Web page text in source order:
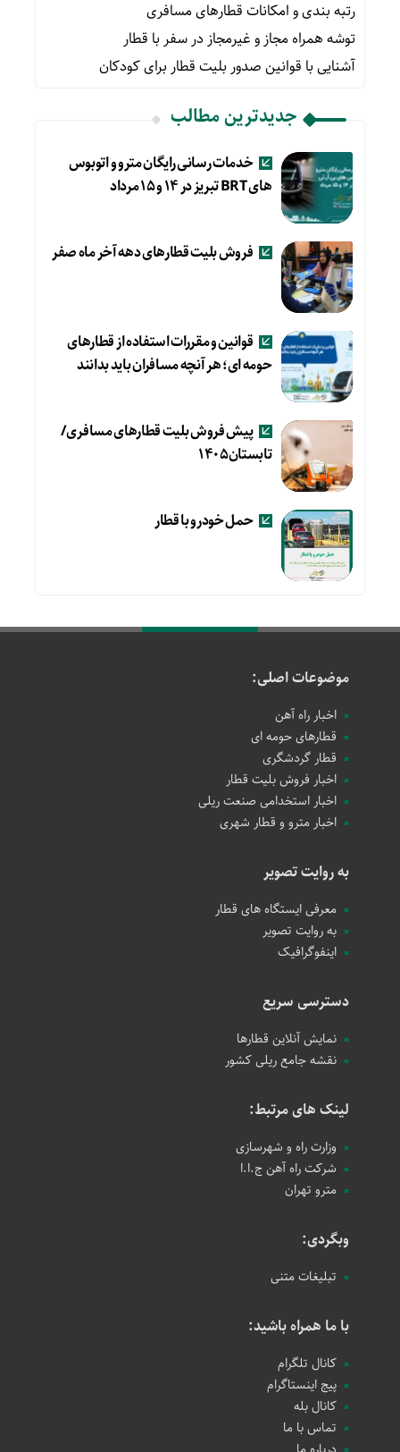
رتبه بندی و امکانات قطارهای مسافری
توشه همراه مجاز و غیرمجاز در سفر با قطار
آشنایی با قوانین صدور بلیت قطار برای کودکان
جدیدترین مطالب
خدمات رسانی رایگان مترو و اتوبوس
های BRT تبریز در ۱۴ و ۱۵ مرداد
فروش بلیت قطارهای دهه آخر ماه صفر
قوانین و مقررات استفاده از قطارهای
حومه ای؛ هر آنچه مسافران باید بدانند
پیش فروش بلیت قطارهای مسافری/
تابستان۱۴۰۵
حمل خودرو با قطار
موضوعات اصلی:
اخبار راه آهن
قطارهای حومه ای
قطار گردشگری
اخبار فروش بلیت قطار
اخبار استخدامی صنعت ریلی
اخبار مترو و قطار شهری
به روایت تصویر
معرفی ایستگاه های قطار
به روایت تصویر
اینفوگرافیک
دسترسی سریع
نمایش آنلاین قطارها
نقشه جامع ریلی کشور
لینک های مرتبط:
وزارت راه و شهرسازی
شرکت راه آهن ج.ا.ا
مترو تهران
وبگردی:
تبلیغات متنی
با ما همراه باشید:
کانال تلگرام
پیج اینستاگرام
کانال بله
تماس با ما